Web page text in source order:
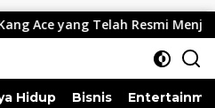
Gubernur Lemhanas
Hidup Bisnis